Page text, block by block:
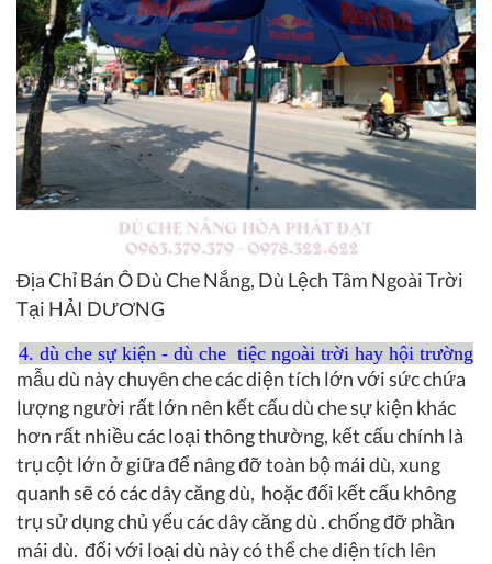
Địa Chỉ Bán Ô Dù Che Nắng, Dù Lệch Tâm Ngoài Trời
Tại HẢI DƯƠNG
4. dù che sự kiện - dù che tiệc ngoài trời hay hội trường
mẫu dù này chuyên che các diện tích lớn với sức chứa
lượng người rất lớn nên kết cấu dù che sự kiện khác
hơn rất nhiều các loại thông thường, kết cấu chính là
trụ cột lớn ở giữa để nâng đỡ toàn bộ mái dù, xung
quanh sẽ có các dây căng dù, hoặc đối kết cấu không
trụ sử dụng chủ yếu các dây căng dù . chống đỡ phần
mái dù. đối với loại dù này có thể che diện tích lên